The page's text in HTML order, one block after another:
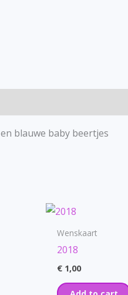
blauwe baby beertjes
Wenskaart
2018
€ 1,00